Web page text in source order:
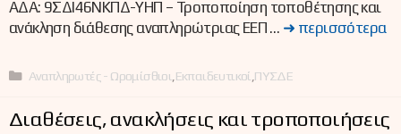
ΑΔΑ: 9ΣΔΙ46ΝΚΠΔ-ΥΗΠ – Τροποποίηση τοποθέτησης και
ανάκληση διάθεσης αναπληρώτριας ΕΕΠ … ➜ περισσότερα
Κατηγορίες
Αναπληρωτές - Ωρομίσθιοι Εκπαιδευτικοί ΠΥΣΔΕ
Διαθέσεις, ανακλήσεις και τροποποιήσεις